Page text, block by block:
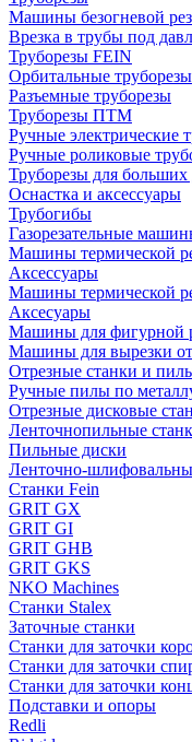
Машины безогневой
Врезка в трубы под
Труборезы FEIN
Орбитальные труборезы
Разъемные труборезы
Труборезы ПТМ
Ручные электрические
Ручные роликовые
Труборезы для больших
Оснастка и аксессуары
Трубогибы
Газорезательные
Машины термической
Аксессуары
Машины термической
Аксесуары
Машины для фигурной
Машины для вырезки
Отрезные станки и
Ручные пилы по
Отрезные дисковые
Ленточнопильные
Пильные диски
Ленточно-
Станки Fein
GRIT GX
GRIT GI
GRIT GHB
GRIT GKS
NKO Machines
Станки Stalex
Заточные станки
Станки для заточки
Станки для заточки
Станки для заточки
Подставки и опоры
Redli